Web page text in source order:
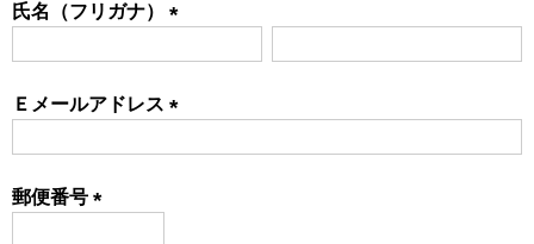
氏名（フリガナ）
Ｅメールアドレス
郵便番号